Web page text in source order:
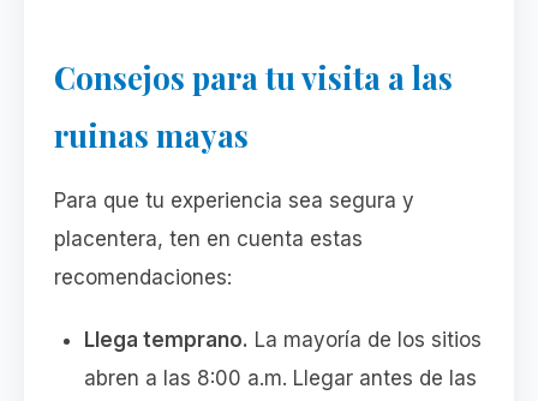
Consejos para tu visita a las
ruinas mayas
Para que tu experiencia sea segura y
placentera, ten en cuenta estas
recomendaciones:
Llega temprano. La mayoría de los sitios
abren a las 8:00 a.m. Llegar antes de las